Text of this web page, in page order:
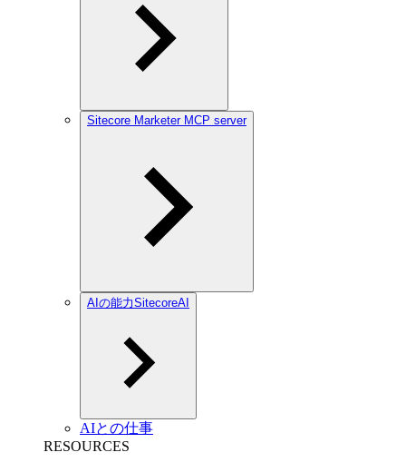
Sitecore Marketer MCP server
AIの能力SitecoreAI
AIとの仕事
RESOURCES